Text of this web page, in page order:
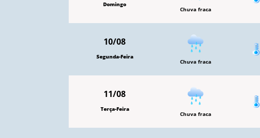
Domingo
Chuva fraca
10/08
Segunda-Feira
Chuva fraca
11/08
Terça-Feira
Chuva fraca